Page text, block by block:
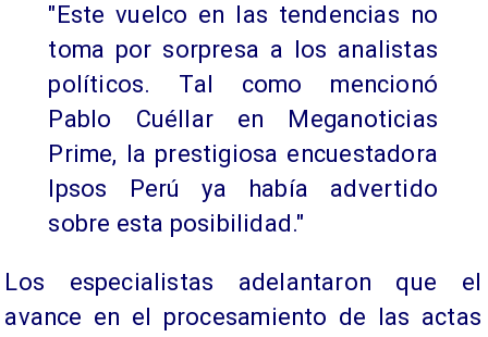
"Este vuelco en las tendencias no
toma por sorpresa a los analistas
políticos. Tal como mencionó
Pablo Cuéllar en Meganoticias
Prime, la prestigiosa encuestadora
Ipsos Perú ya había advertido
sobre esta posibilidad."
Los especialistas adelantaron que el
avance en el procesamiento de las actas